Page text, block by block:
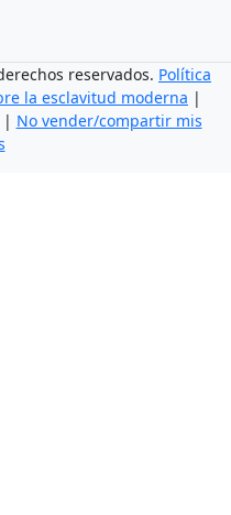
reservados. Política
la esclavitud moderna |
| No vender/compartir mis